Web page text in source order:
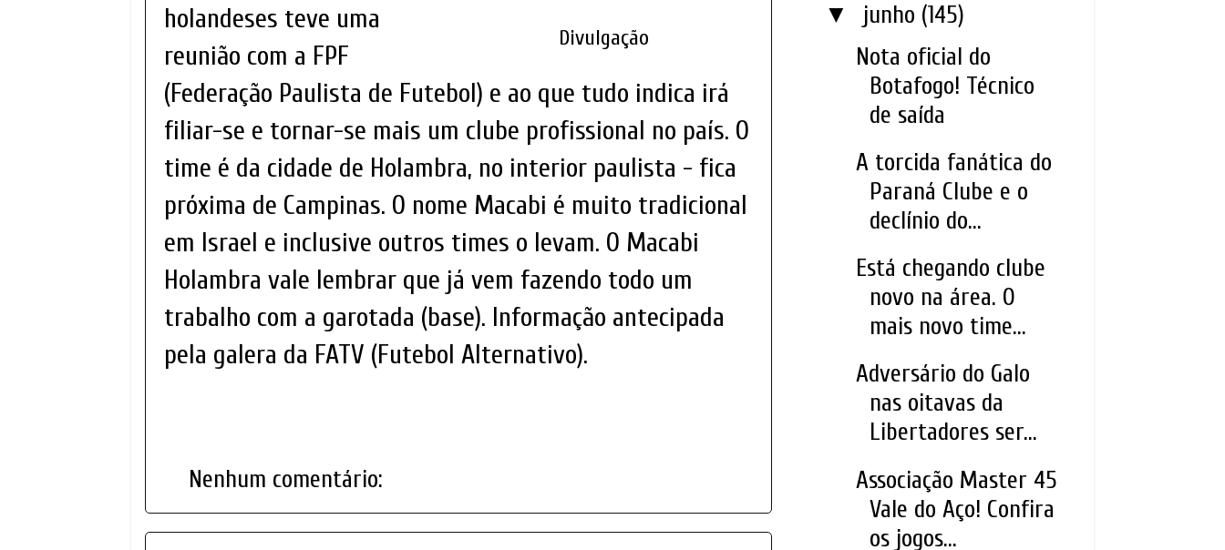
Divulgação
holandeses teve uma
reunião com a FPF
(Federação Paulista de Futebol) e ao que tudo indica irá
filiar-se e tornar-se mais um clube profissional no país. O
time é da cidade de Holambra, no interior paulista - fica
próxima de Campinas. O nome Macabi é muito tradicional
em Israel e inclusive outros times o levam. O Macabi
Holambra vale lembrar que já vem fazendo todo um
trabalho com a garotada (base). Informação antecipada
pela galera da FATV (Futebol Alternativo).
Nenhum comentário:
▼ junho (145)
Nota oficial do
Botafogo! Técnico
de saída
A torcida fanática do
Paraná Clube e o
declínio do...
Está chegando clube
novo na área. O
mais novo time...
Adversário do Galo
nas oitavas da
Libertadores ser...
Associação Master 45
Vale do Aço! Confira
os jogos...